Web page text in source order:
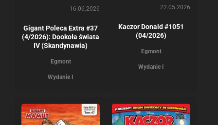
16.06.2026
Gigant Poleca Extra #37
(4/2026): Dookoła świata
IV (Skandynawia)
Egmont
Wydanie I
22.05.2026
Kaczor Donald #1051
(04/2026)
Egmont
Wydanie I